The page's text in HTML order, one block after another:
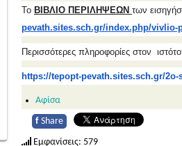
Το ΒΙΒΛΙΟ ΠΕΡΙΛΗΨΕΩΝ των
pevath.sites.sch.gr/index.php/vivlio-
Περισσότερες πληροφορίες στον
https://tepopt-pevath.sites.sch.gr/2o-
Αφίσα
f Share
Εμφανίσεις: 579